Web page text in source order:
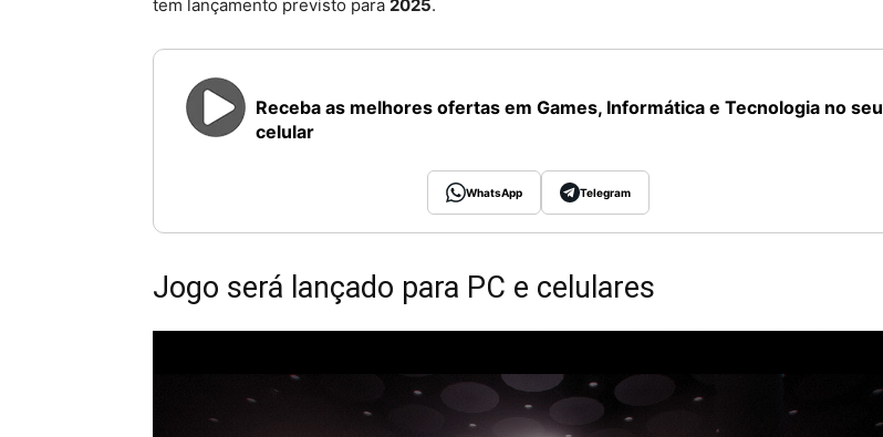
tem lançamento previsto para 2025.
Receba as melhores ofertas em Games, Informática e Tecnologia no seu
celular
WhatsApp Telegram
Jogo será lançado para PC e celulares